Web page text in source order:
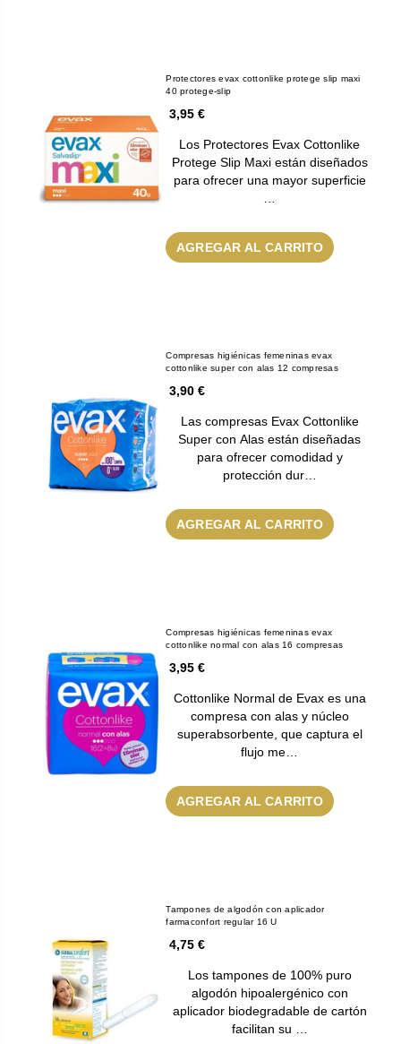
Protectores evax cottonlike protege slip maxi
40 protege-slip
3,95 €
Los Protectores Evax Cottonlike
Protege Slip Maxi están diseñados
para ofrecer una mayor superficie
AGREGAR AL CARRITO
Compresas higiénicas femeninas evax
cottonlike super con alas 12 compresas
3,90 €
Las compresas Evax Cottonlike
Super con Alas están diseñadas
para ofrecer comodidad y
protección dur…
AGREGAR AL CARRITO
Compresas higiénicas femeninas evax
cottonlike normal con alas 16 compresas
3,95 €
Cottonlike Normal de Evax es una
compresa con alas y núcleo
superabsorbente, que captura el
flujo me…
AGREGAR AL CARRITO
Tampones de algodón con aplicador
farmaconfort regular 16 U
4,75 €
Los tampones de 100% puro
algodón hipoalergénico con
aplicador biodegradable de cartón
facilitan su …